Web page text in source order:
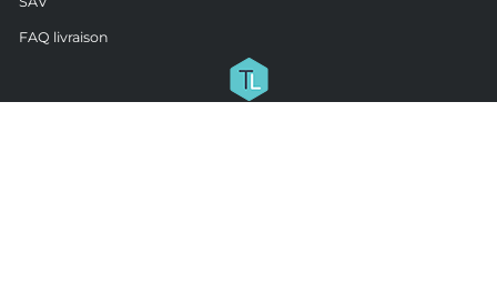
FAQ livraison